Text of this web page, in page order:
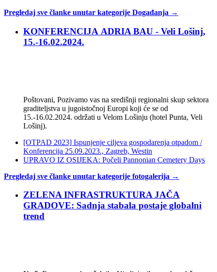
Pregledaj sve članke unutar kategorije Događanja →
KONFERENCIJA ADRIA BAU - Veli Lošinj,
15.-16.02.2024.
Poštovani, Pozivamo vas na središnji regionalni skup sektora
graditeljstva u jugoistočnoj Europi koji će se od
15.-16.02.2024. održati u Velom Lošinju (hotel Punta, Veli
Lošinj).
[OTPAD 2023] Ispunjenje ciljeva gospodarenja otpadom /
Konferencija 25.09.2023., Zagreb, Westin
UPRAVO IZ OSIJEKA: Počeli Pannonian Cemetery Days
Pregledaj sve članke unutar kategorije fotogalerija →
ZELENA INFRASTRUKTURA JAČA
GRADOVE: Sadnja stabala postaje globalni
trend